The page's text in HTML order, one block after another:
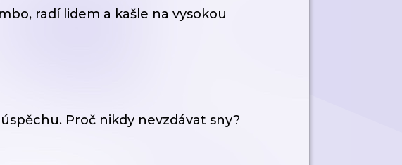
radí lidem a kašle na vysokou
úspěchu. Proč nikdy nevzdávat sny?